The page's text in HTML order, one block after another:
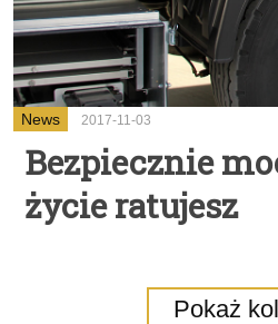
News 2017-11-03
Bezpiecznie
życie ratujesz
Pokaż